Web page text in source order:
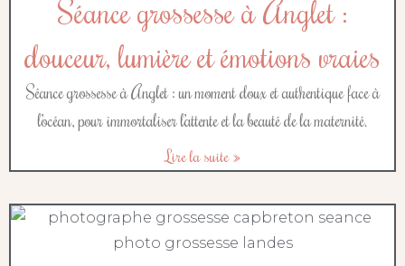
Séance grossesse à Anglet :
douceur, lumière et émotions vraies
Séance grossesse à Anglet : un moment doux et authentique face à
l’océan, pour immortaliser l’attente et la beauté de la maternité.
Lire la suite »